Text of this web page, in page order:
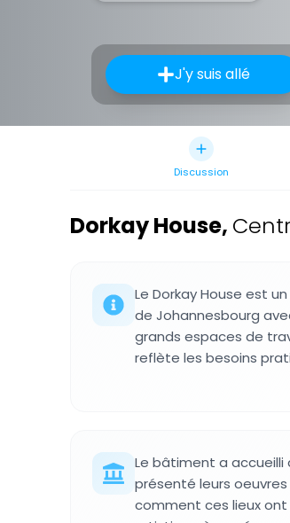
J'y suis allé
Discussion
Dorkay House,
Le Dorkay House est
de Johannesbourg
grands espaces de
reflète les besoins
Le bâtiment a
présenté leurs
comment ces lieux